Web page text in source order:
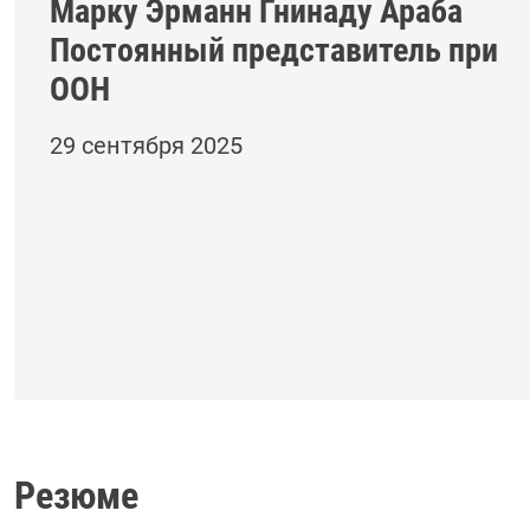
Марку Эрманн Гнинаду Араба
Постоянный представитель при
ООН
29 сентября 2025
Резюме